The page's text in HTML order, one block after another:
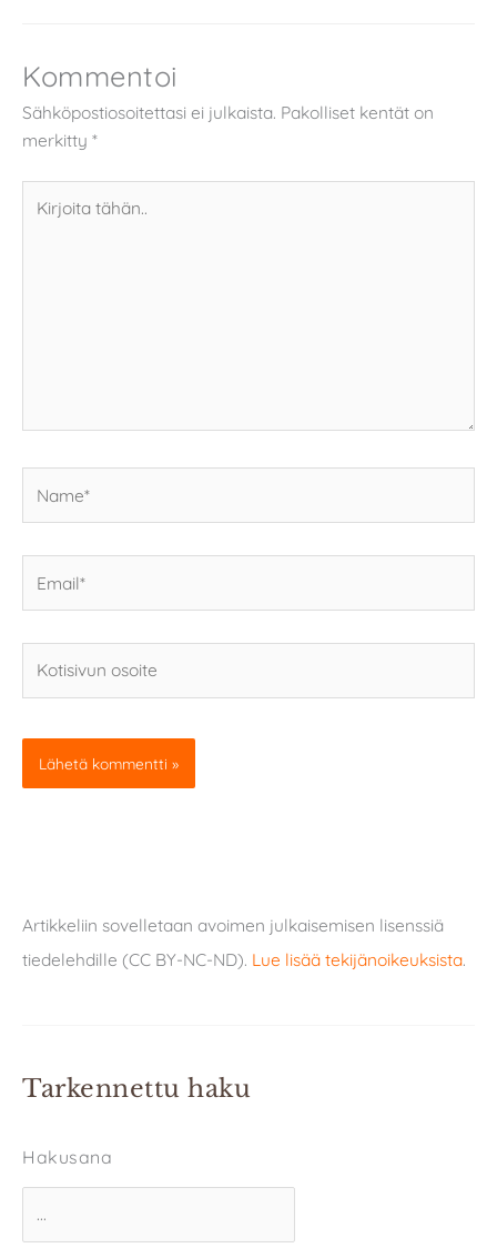
Kommentoi
Sähköpostiosoitettasi ei julkaista. Pakolliset kentät on
merkitty *
tähän..
osoite
Artikkeliin sovelletaan avoimen julkaisemisen lisenssiä
tiedelehdille (CC BY-NC-ND). Lue lisää tekijänoikeuksista.
Tarkennettu haku
Hakusana